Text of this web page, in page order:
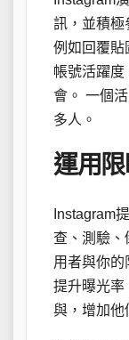
訊，並積極
例如回覆貼
帳號活躍度
會。 一個
多人。
運用限
Instagram
查、測驗
用者與你的
提升曝光率
與，增加他